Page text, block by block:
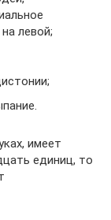
левой;
имеет
единиц, то